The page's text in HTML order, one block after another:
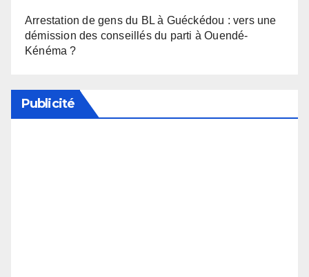
Arrestation de gens du BL à Guéckédou : vers une
démission des conseillés du parti à Ouendé-
Kénéma ?
Publicité